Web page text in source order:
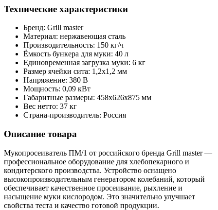
Технические характеристики
Бренд: Grill master
Материал: нержавеющая сталь
Производительность: 150 кг/ч
Ёмкость бункера для муки: 40 л
Единовременная загрузка муки: 6 кг
Размер ячейки сита: 1,2х1,2 мм
Напряжение: 380 В
Мощность: 0,09 кВт
Габаритные размеры: 458х626х875 мм
Вес нетто: 37 кг
Страна-производитель: Россия
Описание товара
Мукопросеиватель ПМ/1 от российского бренда Grill master —
профессиональное оборудование для хлебопекарного и
кондитерского производства. Устройство оснащено
высокопроизводительным генератором колебаний, который
обеспечивает качественное просеивание, рыхление и
насыщение муки кислородом. Это значительно улучшает
свойства теста и качество готовой продукции.